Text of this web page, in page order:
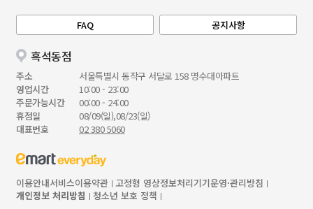
FAQ 공지사항
흑석동점
주소
서울특별시 동작구 서달로 158 명수대아파트
영업시간
10:00 - 23:00
주문가능시간
00:00 - 24:00
휴점일
08/09(일),08/23(일)
대표번호
02 380 5060
이용안내서비스이용약관 고정형 영상정보처리기기운영·관리방침
개인정보 처리방침
청소년 보호 정책